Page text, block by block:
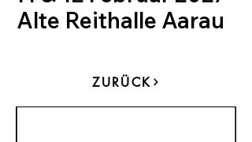
Alte Reithalle Aarau
ZURÜCK